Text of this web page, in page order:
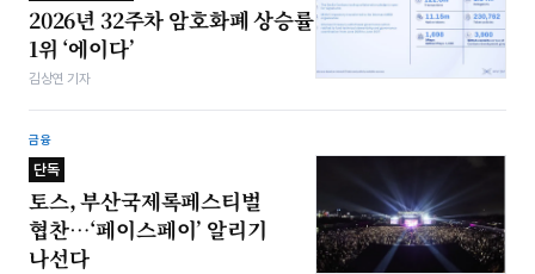
2026년 32주차 암호화폐 상승률
1위 ‘에이다’
김상연 기자
금융
단독
토스, 부산국제록페스티벌
협찬…‘페이스페이’ 알리기
나선다